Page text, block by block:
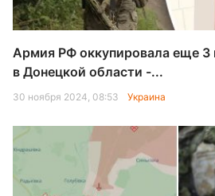
Армия РФ оккупировала еще 3
в Донецкой области -...
30 ноября 2024, 08:53 Украина